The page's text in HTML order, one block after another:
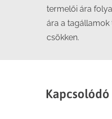
termelői ára
ára a
csökken.